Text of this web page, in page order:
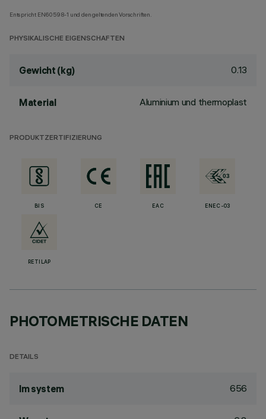
Entspricht EN60598-1 und den geltenden Vorschriften.
PHYSIKALISCHE EIGENSCHAFTEN
Gewicht (kg) 0.13
Material Aluminium und thermoplast
PRODUKTZERTIFIZIERUNG
BIS CE EAC ENEC-03
RETILAP
PHOTOMETRISCHE DATEN
DETAILS
lm system 656